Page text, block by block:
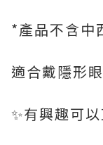
*產品不含中
適合戴隱形眼
✨有興趣可以